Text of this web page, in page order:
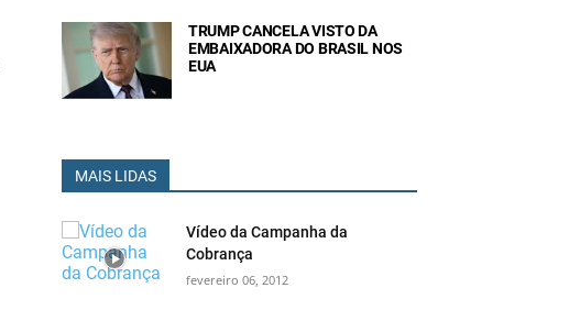
TRUMP CANCELA VISTO DA
EMBAIXADORA DO BRASIL NOS
EUA
MAIS LIDAS
Vídeo da Campanha da
Cobrança
fevereiro 06, 2012